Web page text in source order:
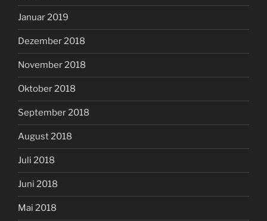
Januar 2019
Dezember 2018
November 2018
Oktober 2018
September 2018
August 2018
Juli 2018
Juni 2018
Mai 2018